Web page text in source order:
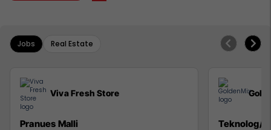
Jobs Real Estate
Viva Fresh Store
Pranues Malli
Teknolog/e